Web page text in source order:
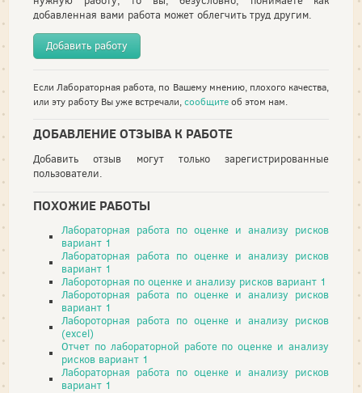
добавленная вами работа может облегчить труд другим.
Добавить работу
Если Лабораторная работа, по Вашему мнению, плохого качества,
или эту работу Вы уже встречали,сообщитеоб этом нам.
ДОБАВЛЕНИЕ ОТЗЫВА К РАБОТЕ
Добавить отзыв могут только зарегистрированные
пользователи.
ПОХОЖИЕ РАБОТЫ
Лабораторная работа по оценке и анализу рисков
вариант 1
Лабораторная работа по оценке и анализу рисков
вариант 1
Лабороторная по оценке и анализу рисков вариант 1
Лабороторная работа по оценке и анализу рисков
вариант 1
Лабороторная работа по оценке и анализу рисков
(excel)
Отчет по лабораторной работе по оценке и анализу
рисков вариант 1
Лабораторная работа по оценке и анализу рисков
вариант 1